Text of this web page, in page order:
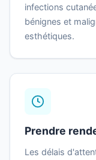
infections
bénignes et
esthétiques.
Prendre
Les délais